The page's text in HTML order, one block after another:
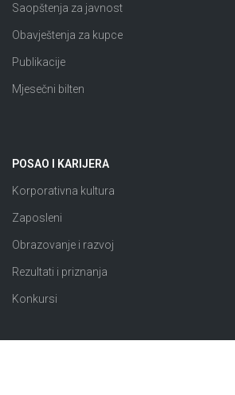
Saopštenja za javnost
Obavještenja za kupce
Publikacije
Mjesečni bilten
POSAO I KARIJERA
Korporativna kultura
Zaposleni
Obrazovanje i razvoj
Rezultati i priznanja
Konkursi